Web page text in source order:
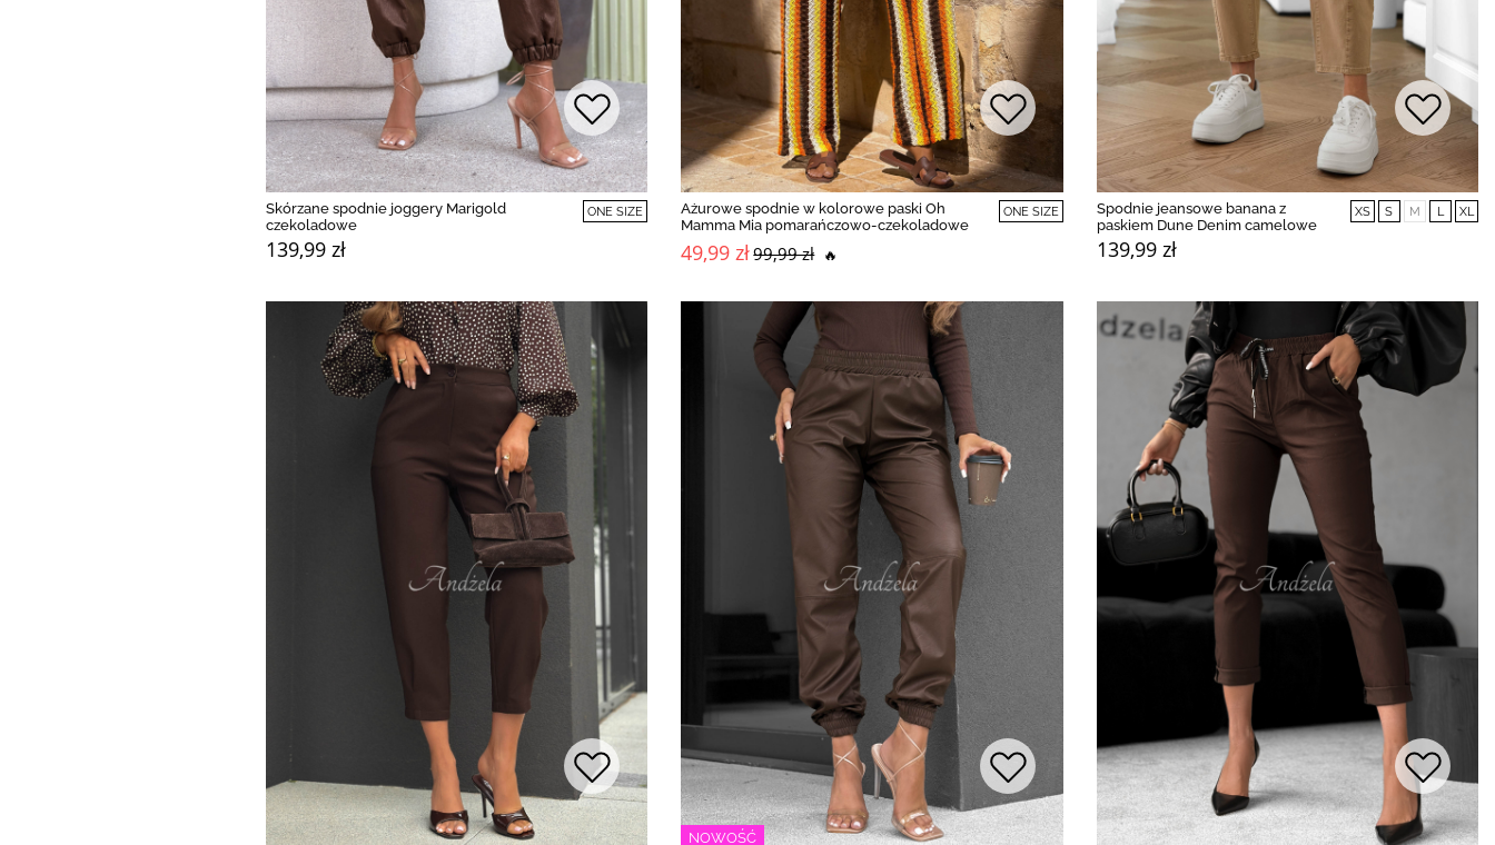
Skórzane spodnie joggery Marigold
czekoladowe
139,99 zł
ONE SIZE
Ażurowe spodnie w kolorowe paski Oh
Mamma Mia pomarańczowo-czekoladowe
49,99 zł99,99 zł 🔥
ONE SIZE
Spodnie jeansowe banana z
paskiem Dune Denim camelowe
139,99 zł
XS S M L XL
NOWOŚĆ